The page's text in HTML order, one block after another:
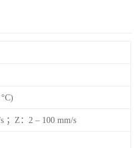
；Z：2 – 100 mm/s